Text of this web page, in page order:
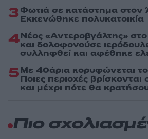
3Φωτιά σε κατάστημα στον
Εκκενώθηκε πολυκατοικία
4Νέος «Αντεροβγάλτης»
και δολοφονούσε
συλληφθεί και αφέθηκε
5Με 40άρια κορυφώνεται
Ποιες περιοχές βρίσκονται
και μέχρι πότε θα
Πιο